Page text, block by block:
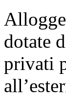
dotate
privati